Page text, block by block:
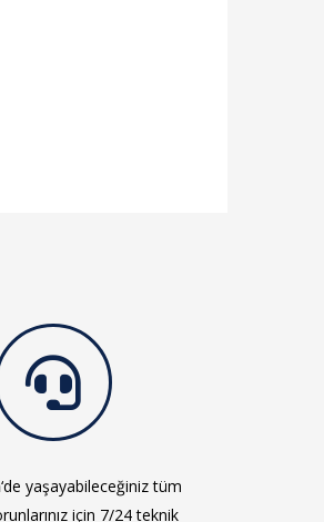
‘de yaşayabileceğiniz tüm
için 7/24 teknik